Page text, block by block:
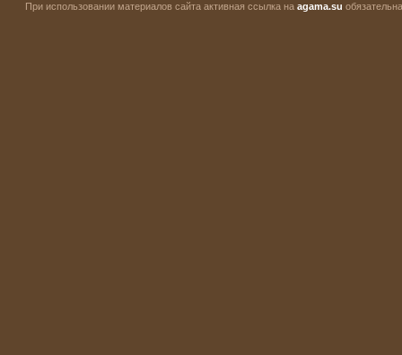
При использовании материалов сайта активная ссылка на agama.su